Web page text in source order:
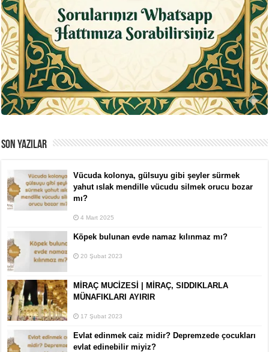
SON YAZILAR
Vücuda kolonya, gülsuyu gibi şeyler sürmek
yahut ıslak mendille vücudu silmek orucu bozar
mı?
4 Mart 2025
Köpek bulunan evde namaz kılınmaz mı?
20 Şubat 2023
MİRAÇ MUCİZESİ | MİRAÇ, SIDDIKLARLA
MÜNAFIKLARI AYIRIR
17 Şubat 2023
Evlat edinmek caiz midir? Depremzede çocukları
evlat edinebilir miyiz?